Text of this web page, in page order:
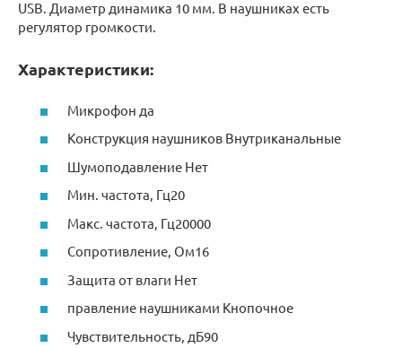
USB. Диаметр динамика 10 мм. В наушниках есть
регулятор громкости.
Характеристики:
Микрофон да
Конструкция наушников Внутриканальные
Шумоподавление Нет
Мин. частота, Гц20
Макс. частота, Гц20000
Сопротивление, Ом16
Защита от влаги Нет
правление наушниками Кнопочное
Чувствительность, дБ90